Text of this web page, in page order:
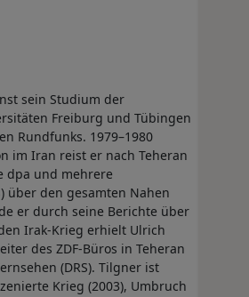
sein Studium der
Freiburg und Tübingen
Rundfunks. 1979–1980
im Iran reist er nach Teheran
dpa und mehrere
über den gesamten Nahen
er durch seine Berichte über
Irak-Krieg erhielt Ulrich
des ZDF-Büros in Teheran
(DRS). Tilgner ist
Krieg (2003), Umbruch